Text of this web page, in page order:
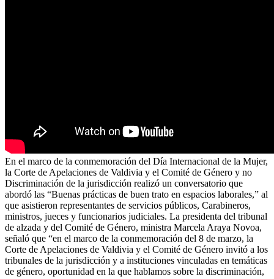
En el marco de la conmemoración del Día Internacional de la Mujer,
la Corte de Apelaciones de Valdivia y el Comité de Género y no
Discriminación de la jurisdicción realizó un conversatorio que
abordó las “Buenas prácticas de buen trato en espacios laborales,” al
que asistieron representantes de servicios públicos, Carabineros,
ministros, jueces y funcionarios judiciales. La presidenta del tribunal
de alzada y del Comité de Género, ministra Marcela Araya Novoa,
señaló que “en el marco de la conmemoración del 8 de marzo, la
Corte de Apelaciones de Valdivia y el Comité de Género invitó a los
tribunales de la jurisdicción y a instituciones vinculadas en temáticas
de género, oportunidad en la que hablamos sobre la discriminación,